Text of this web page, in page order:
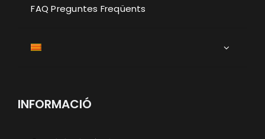
FAQ Preguntes Freqüents
INFORMACIÓ